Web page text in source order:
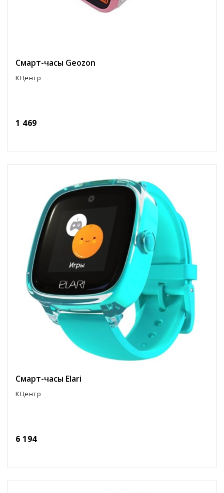
Смарт-часы Geozon
КЦентр
1 469
Смарт-часы Elari
КЦентр
6 194